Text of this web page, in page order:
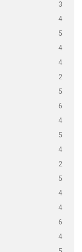
3
4
5
4
4
2
5
6
4
5
4
2
5
4
4
6
4